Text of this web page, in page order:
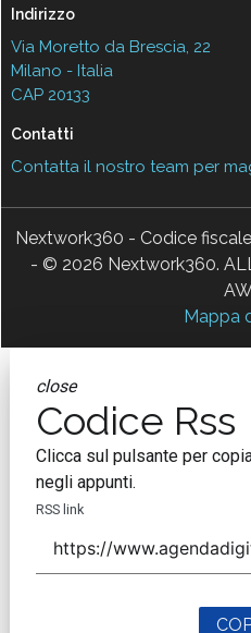
Indirizzo
Via Moretto da Brescia, 22
Milano - Italia
CAP 20133
Contatti
Contatta il nostro team per
Nextwork360 - Codice
- © 2026 Nextwork360.
Mappa
close
Codice Rss
Clicca sul pulsante per
negli appunti.
RSS link